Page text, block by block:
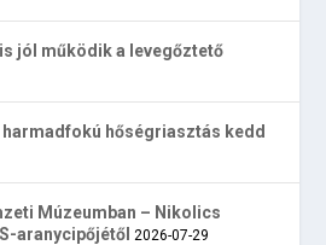
jól működik a levegőztető
harmadfokú hőségriasztás kedd
Múzeumban – Nikolics
aranycipőjétől 2026-07-29